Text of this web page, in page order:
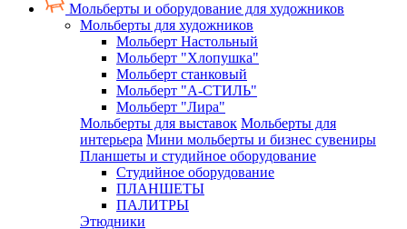
Мольберты и оборудование для художников
Мольберты для художников
Мольберт Настольный
Мольберт "Хлопушка"
Мольберт станковый
Мольберт "А-СТИЛЬ"
Мольберт "Лира"
Мольберты для выставок Мольберты для
интерьера Мини мольберты и бизнес сувениры
Планшеты и студийное оборудование
Студийное оборудование
ПЛАНШЕТЫ
ПАЛИТРЫ
Этюдники